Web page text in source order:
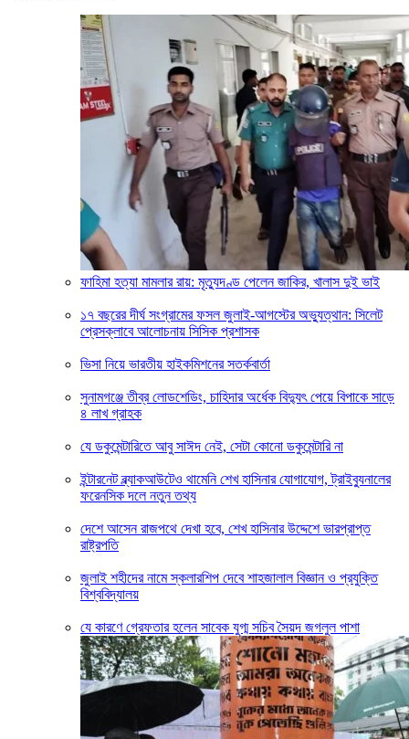
ফাহিমা হত্যা মামলার রায়: মৃত্যুদণ্ড পেলেন জাকির, খালাস দুই ভাই
১৭ বছরের দীর্ঘ সংগ্রামের ফসল জুলাই-আগস্টের অভ্যুত্থান: সিলেট
প্রেসক্লাবে আলোচনায় সিসিক প্রশাসক
ভিসা নিয়ে ভারতীয় হাইকমিশনের সতর্কবার্তা
সুনামগঞ্জে তীব্র লোডশেডিং, চাহিদার অর্ধেক বিদ্যুৎ পেয়ে বিপাকে সাড়ে
৪ লাখ গ্রাহক
যে ডকুমেন্টারিতে আবু সাঈদ নেই, সেটা কোনো ডকুমেন্টারি না
ইন্টারনেট ব্ল্যাকআউটেও থামেনি শেখ হাসিনার যোগাযোগ, ট্রাইব্যুনালের
ফরেনসিক দলে নতুন তথ্য
দেশে আসেন রাজপথে দেখা হবে, শেখ হাসিনার উদ্দেশে ভারপ্রাপ্ত
রাষ্ট্রপতি
জুলাই শহীদের নামে স্কলারশিপ দেবে শাহজালাল বিজ্ঞান ও প্রযুক্তি
বিশ্ববিদ্যালয়
যে কারণে গ্রেফতার হলেন সাবেক যুগ্ম সচিব সৈয়দ জগলুল পাশা